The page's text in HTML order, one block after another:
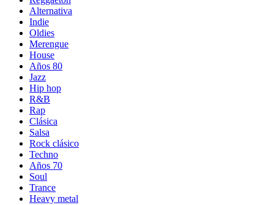
Alternativa
Indie
Oldies
Merengue
House
Años 80
Jazz
Hip hop
R&B
Rap
Clásica
Salsa
Rock clásico
Techno
Años 70
Soul
Trance
Heavy metal